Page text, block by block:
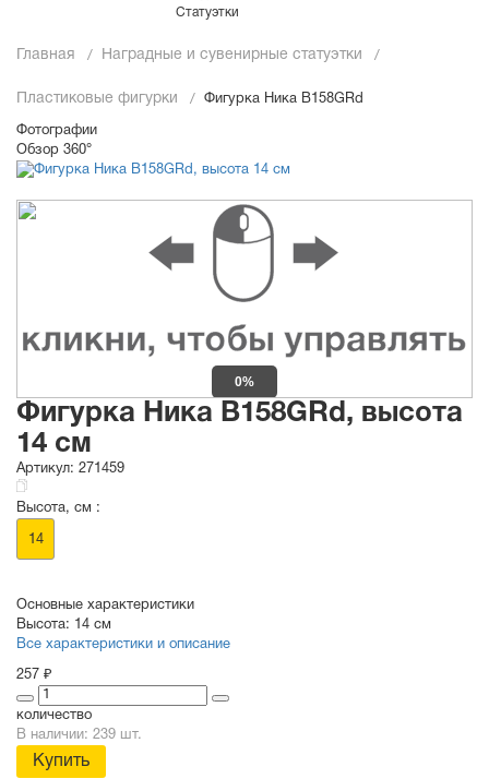
Статуэтки
Главная Наградные и сувенирные статуэтки
Пластиковые фигурки Фигурка Ника B158GRd
Фотографии
Обзор 360°
0%
Фигурка Ника B158GRd, высота
14 см
Артикул: 271459
Высота, см :
14
Основные характеристики
Высота: 14 см
Все характеристики и описание
257 ₽
количество
В наличии: 239 шт.
Купить